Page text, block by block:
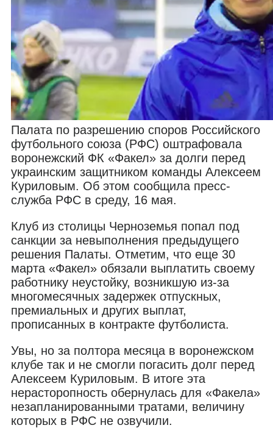
Палата по разрешению споров Российского
футбольного союза (РФС) оштрафовала
воронежский ФК «Факел» за долги перед
украинским защитником команды Алексеем
Куриловым. Об этом сообщила пресс-
служба РФС в среду, 16 мая.
Клуб из столицы Черноземья попал под
санкции за невыполнения предыдущего
решения Палаты. Отметим, что еще 30
марта «Факел» обязали выплатить своему
работнику неустойку, возникшую из-за
многомесячных задержек отпускных,
премиальных и других выплат,
прописанных в контракте футболиста.
Увы, но за полтора месяца в воронежском
клубе так и не смогли погасить долг перед
Алексеем Куриловым. В итоге эта
нерасторопность обернулась для «Факела»
незапланированными тратами, величину
которых в РФС не озвучили.